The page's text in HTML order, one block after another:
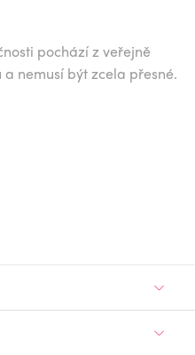
pochází z veřejně
nemusí být zcela přesné.